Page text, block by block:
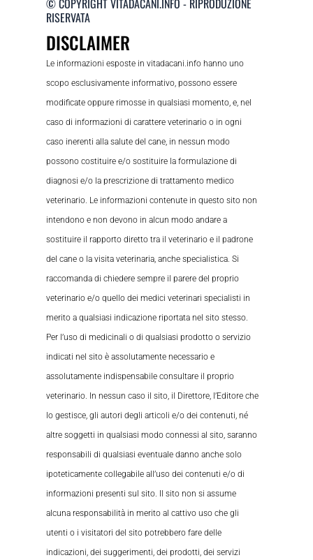
RISERVATA
DISCLAIMER
Le informazioni esposte in vitadacani.info hanno uno
scopo esclusivamente informativo, possono essere
modificate oppure rimosse in qualsiasi momento, e, nel
caso di informazioni di carattere veterinario o in ogni
caso inerenti alla salute del cane, in nessun modo
possono costituire e/o sostituire la formulazione di
diagnosi e/o la prescrizione di trattamento medico
veterinario. Le informazioni contenute in questo sito non
intendono e non devono in alcun modo andare a
sostituire il rapporto diretto tra il veterinario e il padrone
del cane o la visita veterinaria, anche specialistica. Si
raccomanda di chiedere sempre il parere del proprio
veterinario e/o quello dei medici veterinari specialisti in
merito a qualsiasi indicazione riportata nel sito stesso.
Per l’uso di medicinali o di qualsiasi prodotto o servizio
indicati nel sito è assolutamente necessario e
assolutamente indispensabile consultare il proprio
veterinario. In nessun caso il sito, il Direttore, l’Editore che
lo gestisce, gli autori degli articoli e/o dei contenuti, né
altre soggetti in qualsiasi modo connessi al sito, saranno
responsabili di qualsiasi eventuale danno anche solo
ipoteticamente collegabile all’uso dei contenuti e/o di
informazioni presenti sul sito. Il sito non si assume
alcuna responsabilità in merito al cattivo uso che gli
utenti o i visitatori del sito potrebbero fare delle
indicazioni, dei suggerimenti, dei prodotti, dei servizi